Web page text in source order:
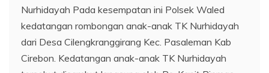
Nurhidayah Pada kesempatan ini Polsek Waled
kedatangan rombongan anak-anak TK Nurhidayah
dari Desa Cilengkranggirang Kec. Pasaleman Kab
Cirebon. Kedatangan anak-anak TK Nurhidayah